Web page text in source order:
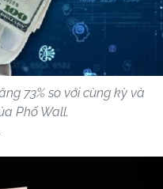
73% so với cùng kỳ và
Phố Wall.